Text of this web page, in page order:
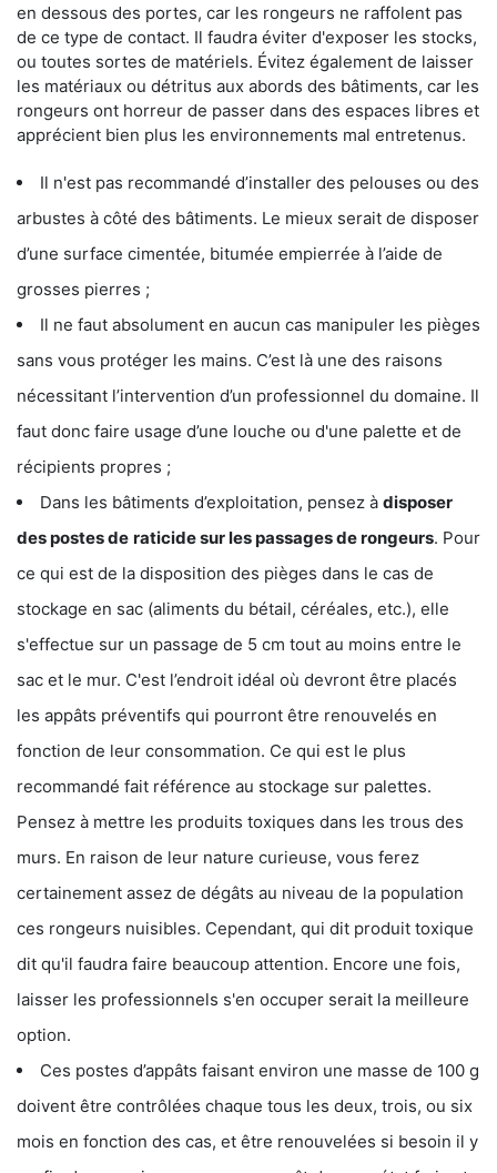
en dessous des portes, car les rongeurs ne raffolent pas
de ce type de contact. Il faudra éviter d'exposer les stocks,
ou toutes sortes de matériels. Évitez également de laisser
les matériaux ou détritus aux abords des bâtiments, car les
rongeurs ont horreur de passer dans des espaces libres et
apprécient bien plus les environnements mal entretenus.
Il n'est pas recommandé d’installer des pelouses ou des
arbustes à côté des bâtiments. Le mieux serait de disposer
d’une surface cimentée, bitumée empierrée à l’aide de
grosses pierres ;
Il ne faut absolument en aucun cas manipuler les pièges
sans vous protéger les mains. C’est là une des raisons
nécessitant l’intervention d’un professionnel du domaine. Il
faut donc faire usage d’une louche ou d'une palette et de
récipients propres ;
Dans les bâtiments d’exploitation, pensez à disposer
des postes de raticide sur les passages de rongeurs. Pour
ce qui est de la disposition des pièges dans le cas de
stockage en sac (aliments du bétail, céréales, etc.), elle
s'effectue sur un passage de 5 cm tout au moins entre le
sac et le mur. C'est l’endroit idéal où devront être placés
les appâts préventifs qui pourront être renouvelés en
fonction de leur consommation. Ce qui est le plus
recommandé fait référence au stockage sur palettes.
Pensez à mettre les produits toxiques dans les trous des
murs. En raison de leur nature curieuse, vous ferez
certainement assez de dégâts au niveau de la population
ces rongeurs nuisibles. Cependant, qui dit produit toxique
dit qu'il faudra faire beaucoup attention. Encore une fois,
laisser les professionnels s'en occuper serait la meilleure
option.
Ces postes d’appâts faisant environ une masse de 100 g
doivent être contrôlées chaque tous les deux, trois, ou six
mois en fonction des cas, et être renouvelées si besoin il y